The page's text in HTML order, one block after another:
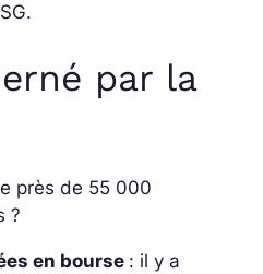
par la
près de 55 000
?
en bourse : il y a